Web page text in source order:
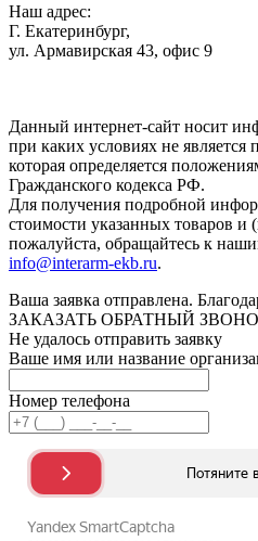
Наш адрес:
Г. Екатеринбург,
ул. Армавирская 43, офис 9
Данный интернет-сайт носит
при каких условиях не является
которая определяется
Гражданского кодекса РФ.
Для получения подробной
стоимости указанных товаров и
пожалуйста, обращайтесь к
info@interarm-ekb.ru.
Ваша заявка отправлена.
ЗАКАЗАТЬ ОБРАТНЫЙ
Не удалось отправить заявку
Ваше имя или название
Номер телефона